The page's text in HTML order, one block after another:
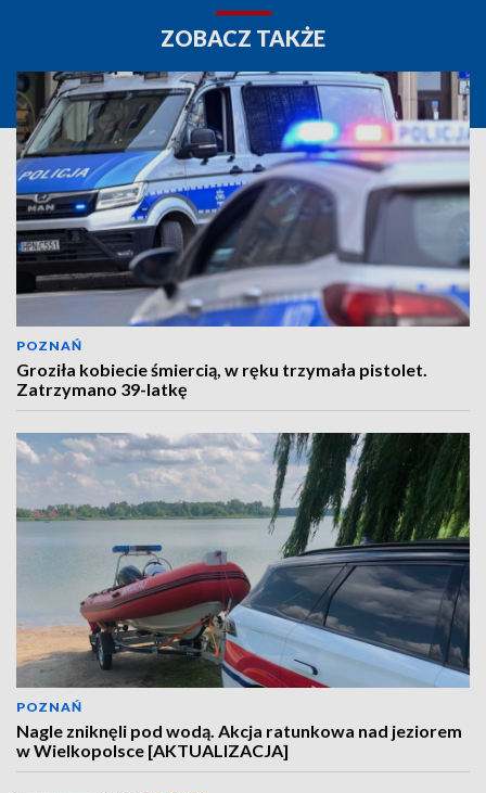
ZOBACZ TAKŻE
POZNAŃ
Groziła kobiecie śmiercią, w ręku trzymała pistolet.
Zatrzymano 39-latkę
POZNAŃ
Nagle zniknęli pod wodą. Akcja ratunkowa nad jeziorem
w Wielkopolsce [AKTUALIZACJA]